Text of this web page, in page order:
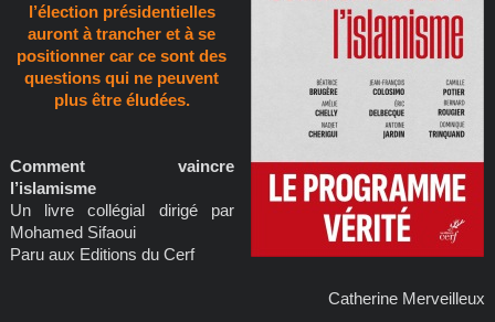
l’élection présidentielles
auront à trancher et à se
positionner car ce sont des
questions qui ne peuvent
plus être éludées.
Comment vaincre
l’islamisme
Un livre collégial dirigé par
Mohamed Sifaoui
Paru aux Editions du Cerf
Catherine Merveilleux